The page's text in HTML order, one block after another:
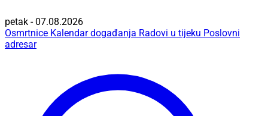
petak - 07.08.2026
Osmrtnice Kalendar događanja Radovi u tijeku Poslovni
adresar